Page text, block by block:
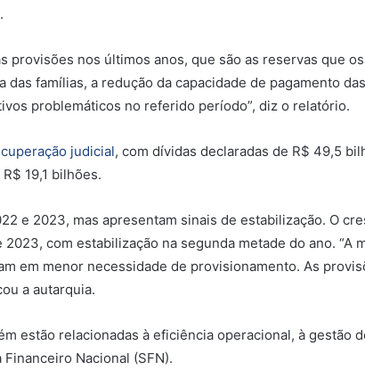
nos últimos anos, que são as reservas que
famílias, a redução da capacidade de pagamento
problemáticos no referido período”, diz o relatório.
judicial, com dívidas declaradas de R$ 49,5
19,1 bilhões.
e 2023, mas apresentam sinais de estabilização. O
com estabilização na segunda metade do ano. “A
em menor necessidade de provisionamento. As
a autarquia.
estão relacionadas à eficiência operacional, à gestão
Nacional (SFN).